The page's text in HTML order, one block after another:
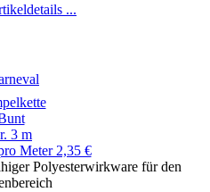
...
3 m
Meter 2,35 €
Polyesterwirkware für den